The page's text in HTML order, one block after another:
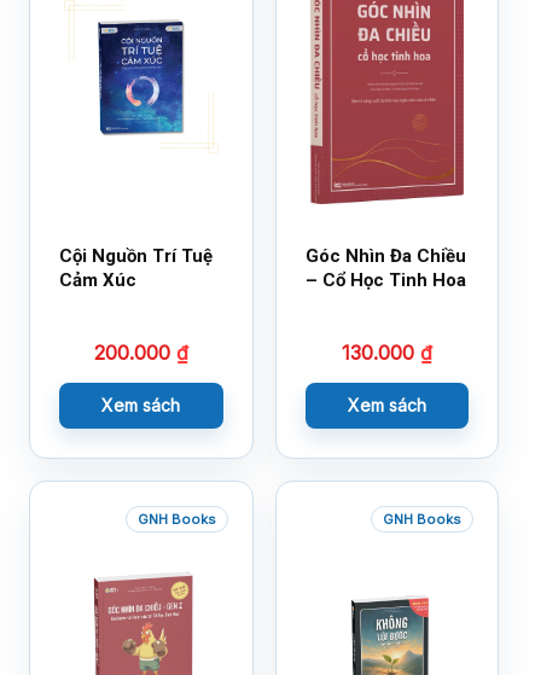
Cội Nguồn Trí Tuệ
Cảm Xúc
200.000 ₫
Xem sách
Góc Nhìn Đa Chiều
– Cổ Học Tinh Hoa
130.000 ₫
Xem sách
GNH Books GNH Books